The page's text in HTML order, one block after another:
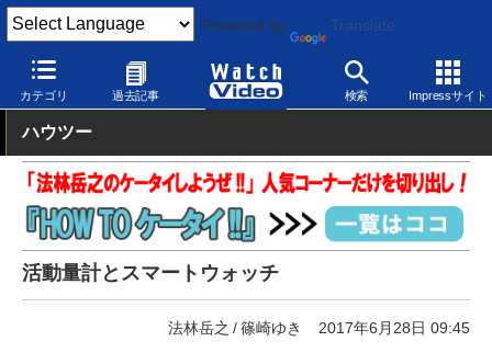
Powered by Translate
カテゴリ 過去記事 検索 Impressサイト
Watch Video モバイル その他
ハウツー
活動量計とスマートウォッチ
法林岳之 篠崎ゆき 2017年6月28日 09:45